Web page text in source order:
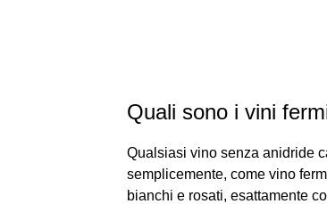
Quali sono i vini
Qualsiasi vino senza anidride
semplicemente, come vino
bianchi e rosati, esattamente